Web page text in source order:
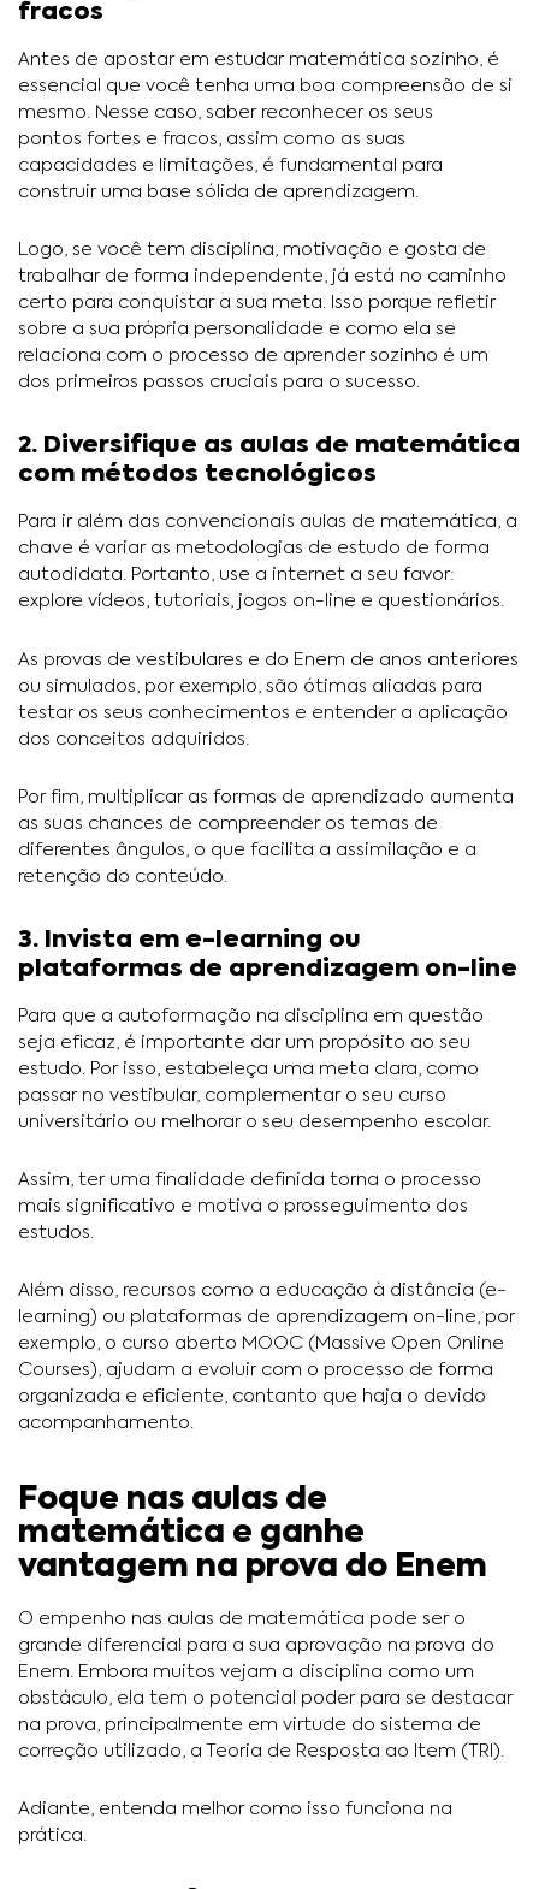
fracos
Antes de apostar em estudar matemática sozinho, é
essencial que você tenha uma boa compreensão de si
mesmo. Nesse caso, saber reconhecer os seus
pontos fortes e fracos, assim como as suas
capacidades e limitações, é fundamental para
construir uma base sólida de aprendizagem.
Logo, se você tem disciplina, motivação e gosta de
trabalhar de forma independente, já está no caminho
certo para conquistar a sua meta. Isso porque refletir
sobre a sua própria personalidade e como ela se
relaciona com o processo de aprender sozinho é um
dos primeiros passos cruciais para o sucesso.
2. Diversifique as aulas de matemática
com métodos tecnológicos
Para ir além das convencionais aulas de matemática, a
chave é variar as metodologias de estudo de forma
autodidata. Portanto, use a internet a seu favor:
explore vídeos, tutoriais, jogos on-line e questionários.
As provas de vestibulares e do Enem de anos anteriores
ou simulados, por exemplo, são ótimas aliadas para
testar os seus conhecimentos e entender a aplicação
dos conceitos adquiridos.
Por fim, multiplicar as formas de aprendizado aumenta
as suas chances de compreender os temas de
diferentes ângulos, o que facilita a assimilação e a
retenção do conteúdo.
3. Invista em e-learning ou
plataformas de aprendizagem on-line
Para que a autoformação na disciplina em questão
seja eficaz, é importante dar um propósito ao seu
estudo. Por isso, estabeleça uma meta clara, como
passar no vestibular, complementar o seu curso
universitário ou melhorar o seu desempenho escolar.
Assim, ter uma finalidade definida torna o processo
mais significativo e motiva o prosseguimento dos
estudos.
Além disso, recursos como a educação à distância (e-
learning) ou plataformas de aprendizagem on-line, por
exemplo, o curso aberto MOOC (Massive Open Online
Courses), ajudam a evoluir com o processo de forma
organizada e eficiente, contanto que haja o devido
acompanhamento.
Foque nas aulas de
matemática e ganhe
vantagem na prova do Enem
O empenho nas aulas de matemática pode ser o
grande diferencial para a sua aprovação na prova do
Enem. Embora muitos vejam a disciplina como um
obstáculo, ela tem o potencial poder para se destacar
na prova, principalmente em virtude do sistema de
correção utilizado, a Teoria de Resposta ao Item (TRI).
Adiante, entenda melhor como isso funciona na
prática.